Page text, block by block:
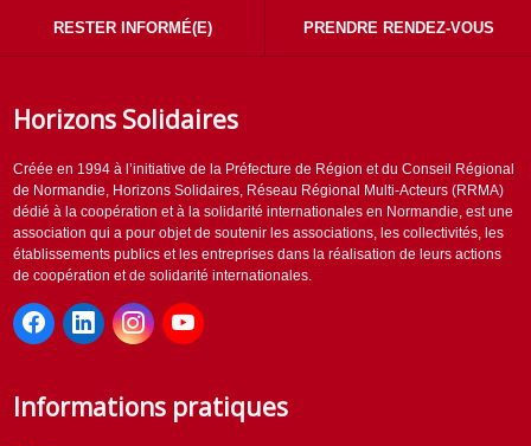
RESTER INFORMÉ(E) PRENDRE RENDEZ-VOUS
Horizons Solidaires
Créée en 1994 à l’initiative de la Préfecture de Région et du Conseil Régional
de Normandie, Horizons Solidaires, Réseau Régional Multi-Acteurs (RRMA)
dédié à la coopération et à la solidarité internationales en Normandie, est une
association qui a pour objet de soutenir les associations, les collectivités, les
établissements publics et les entreprises dans la réalisation de leurs actions
de coopération et de solidarité internationales.
Informations pratiques